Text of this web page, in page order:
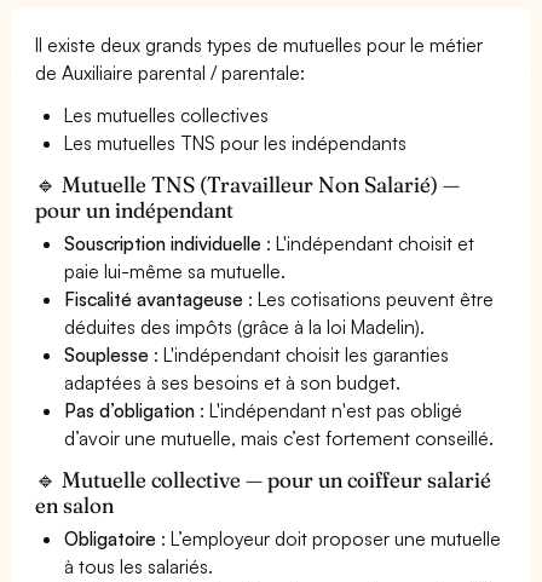
Il existe deux grands types de mutuelles pour le métier
de Auxiliaire parental / parentale:
Les mutuelles collectives
Les mutuelles TNS pour les indépendants
🔹 Mutuelle TNS (Travailleur Non Salarié) —
pour un indépendant
Souscription individuelle : L'indépendant choisit et
paie lui-même sa mutuelle.
Fiscalité avantageuse : Les cotisations peuvent être
déduites des impôts (grâce à la loi Madelin).
Souplesse : L'indépendant choisit les garanties
adaptées à ses besoins et à son budget.
Pas d’obligation : L'indépendant n'est pas obligé
d’avoir une mutuelle, mais c’est fortement conseillé.
🔹 Mutuelle collective — pour un coiffeur salarié
en salon
Obligatoire : L’employeur doit proposer une mutuelle
à tous les salariés.